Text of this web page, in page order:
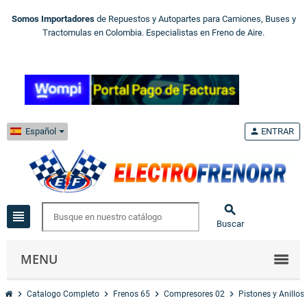
Somos Importadores de Repuestos y Autopartes para Camiones, Buses y
Tractomulas en Colombia. Especialistas en Freno de Aire.
Español
view_headline 
Buscar
person ENTRAR
MENU
chevron_right Catalogo Completo chevron_right Frenos 65 chevron_right Compresores 02 chevron_right Pistones y Anillos